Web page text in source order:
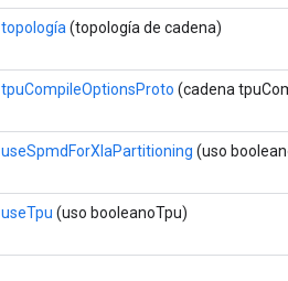
topología (topología de cadena)
tpuCompileOptionsProto (cadena
useSpmdForXlaPartitioning (uso
useTpu (uso booleanoTpu)